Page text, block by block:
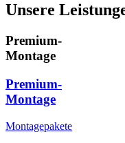
Unsere
Premium-
Montage
Premium-
Montage
Montagepakete